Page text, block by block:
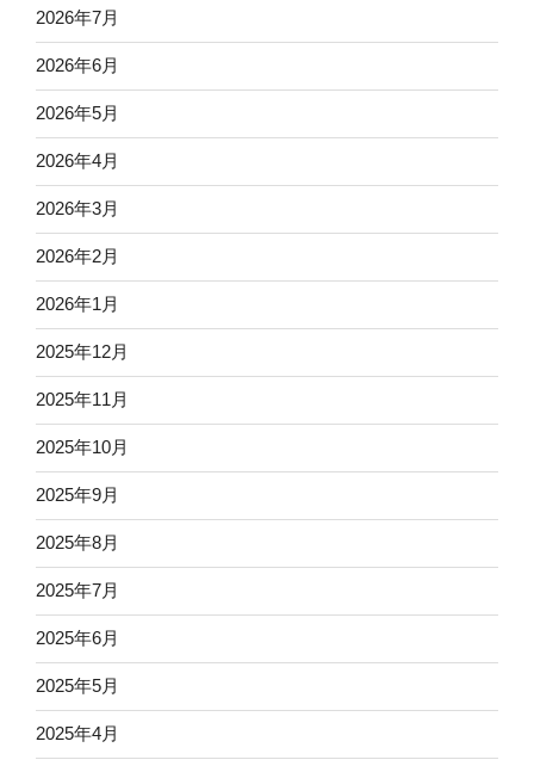
2026年7月
2026年6月
2026年5月
2026年4月
2026年3月
2026年2月
2026年1月
2025年12月
2025年11月
2025年10月
2025年9月
2025年8月
2025年7月
2025年6月
2025年5月
2025年4月